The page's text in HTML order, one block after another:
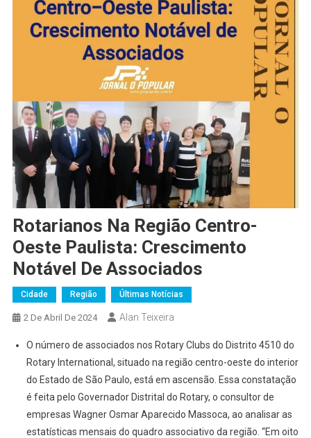
Rotarianos Na Região Centro-
Oeste Paulista: Crescimento
Notável De Associados
Cidade Região Últimas Notícias
2 De Abril De 2024 Alan Teixeira
O número de associados nos Rotary Clubs do Distrito 4510 do
Rotary International, situado na região centro-oeste do interior
do Estado de São Paulo, está em ascensão. Essa constatação
é feita pelo Governador Distrital do Rotary, o consultor de
empresas Wagner Osmar Aparecido Massoca, ao analisar as
estatísticas mensais do quadro associativo da região. “Em oito